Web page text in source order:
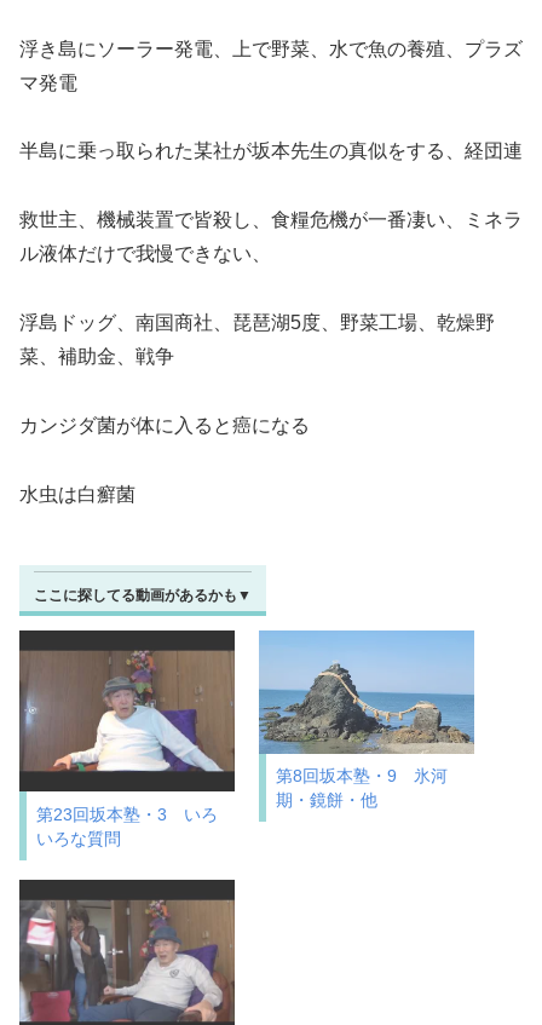
浮き島にソーラー発電、上で野菜、水で魚の養殖、プラズ
マ発電
半島に乗っ取られた某社が坂本先生の真似をする、経団連
救世主、機械装置で皆殺し、食糧危機が一番凄い、ミネラ
ル液体だけで我慢できない、
浮島ドッグ、南国商社、琵琶湖5度、野菜工場、乾燥野
菜、補助金、戦争
カンジダ菌が体に入ると癌になる
水虫は白癬菌
ここに探してる動画があるかも▼
第23回坂本塾・3 いろ
いろな質問
第8回坂本塾・9 氷河
期・鏡餅・他